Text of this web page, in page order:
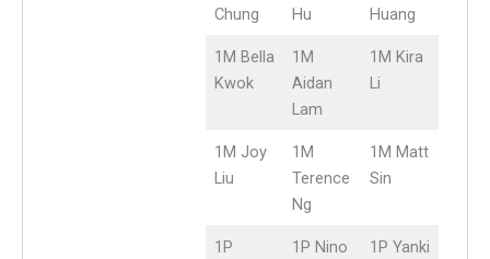
Chung
Hu
Huang
1M Bella
Kwok
1M
Aidan
Lam
1M Kira
Li
1M Joy
Liu
1M
Terence
Ng
1M Matt
Sin
1P
1P Nino
1P Yanki